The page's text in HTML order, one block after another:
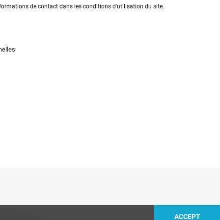
de contact dans les conditions d'utilisation du site.
ACCEPT